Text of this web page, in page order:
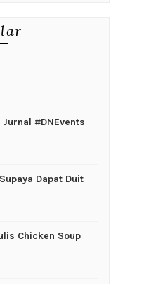
#DNEvents
Dapat Duit
Chicken Soup